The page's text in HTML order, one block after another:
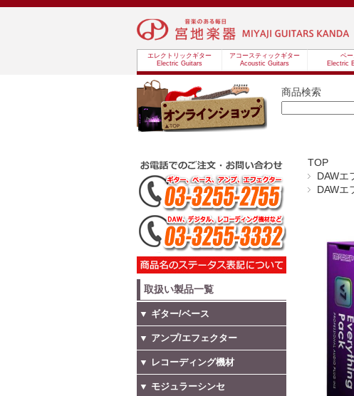
エレクトリックギター
Electric Guitars
アコースティックギター
Acoustic Guitars
ベー
Electric
商品検索
TOP
DAWエ
DAWエ
取扱い製品一覧
▼ ギター/ベース
▼ アンプ/エフェクター
▼ レコーディング機材
▼ モジュラーシンセ